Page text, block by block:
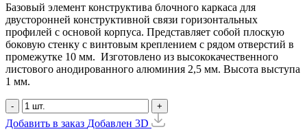
Базовый элемент конструктива блочного каркаса для
двусторонней конструктивной связи горизонтальных
профилей с основой корпуса. Представляет собой плоскую
боковую стенку с винтовым креплением с рядом отверстий в
промежутке 10 мм. Изготовлено из высококачественного
листового анодированного алюминия 2,5 мм. Высота выступа
1 мм.
- +
Добавить в заказ Добавлен 3D